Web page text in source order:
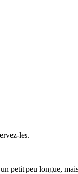
les.
petit peu longue,